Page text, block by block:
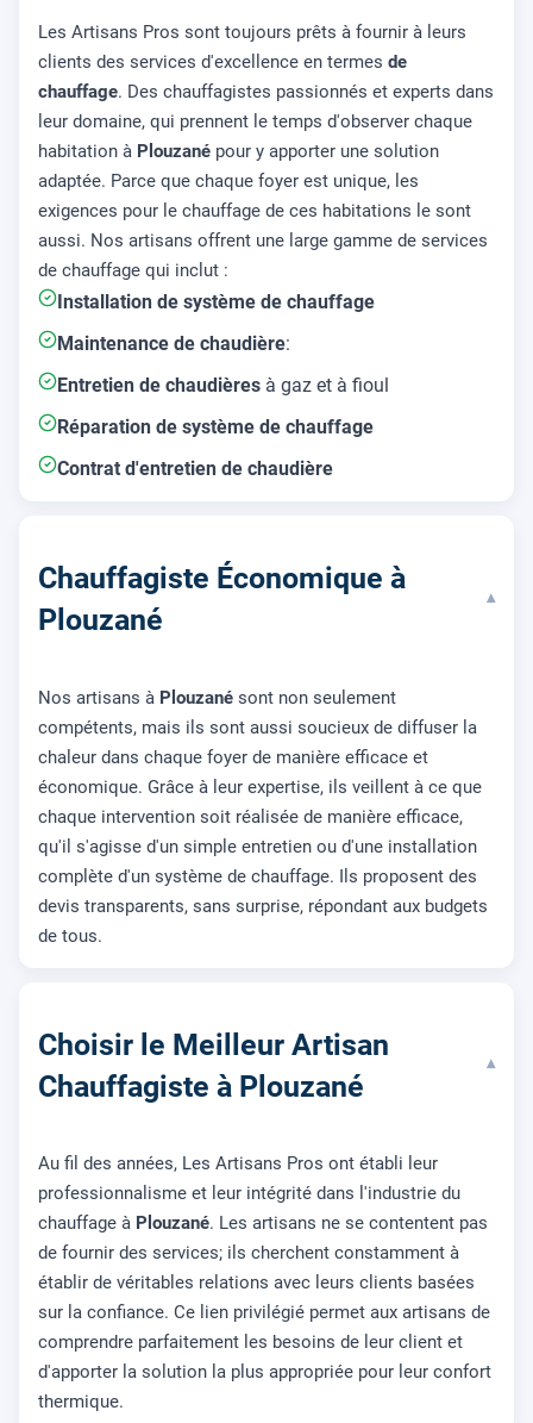
Les Artisans Pros sont toujours prêts à fournir à leurs
clients des services d'excellence en termes de
chauffage. Des chauffagistes passionnés et experts dans
leur domaine, qui prennent le temps d'observer chaque
habitation à Plouzané pour y apporter une solution
adaptée. Parce que chaque foyer est unique, les
exigences pour le chauffage de ces habitations le sont
aussi. Nos artisans offrent une large gamme de services
de chauffage qui inclut :
Installation de système de chauffage
Maintenance de chaudière:
Entretien de chaudières à gaz et à fioul
Réparation de système de chauffage
Contrat d'entretien de chaudière
Chauffagiste Économique à
Plouzané
▾
Nos artisans à Plouzané sont non seulement
compétents, mais ils sont aussi soucieux de diffuser la
chaleur dans chaque foyer de manière efficace et
économique. Grâce à leur expertise, ils veillent à ce que
chaque intervention soit réalisée de manière efficace,
qu'il s'agisse d'un simple entretien ou d'une installation
complète d'un système de chauffage. Ils proposent des
devis transparents, sans surprise, répondant aux budgets
de tous.
Choisir le Meilleur Artisan
Chauffagiste à Plouzané
▾
Au fil des années, Les Artisans Pros ont établi leur
professionnalisme et leur intégrité dans l'industrie du
chauffage à Plouzané. Les artisans ne se contentent pas
de fournir des services; ils cherchent constamment à
établir de véritables relations avec leurs clients basées
sur la confiance. Ce lien privilégié permet aux artisans de
comprendre parfaitement les besoins de leur client et
d'apporter la solution la plus appropriée pour leur confort
thermique.